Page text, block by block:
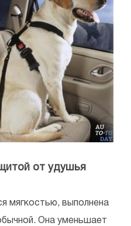
от удушья
мягкостью, выполнена
Она уменьшает